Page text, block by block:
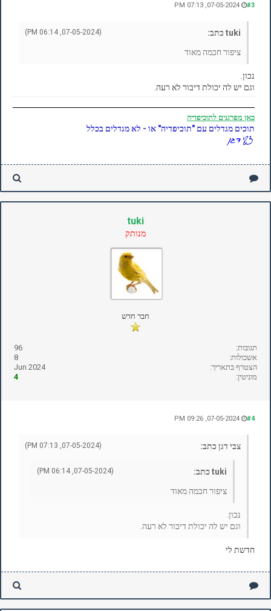
#3
(07-05-2024, 06:14 PM)
tuki כתב:
ציפור חכמה מאוד
נכון.
וגם יש לה יכולת דיבור לא רעה.
כאן מפרגנים לתוכיפדיה
תוכים מגדלים עם "תוכיפדיה" או - לא מגדלים בכלל
tuki
מנותק
חבר חדש
תגובות:
96
אשכולות:
8
הצטרף בתאריך:
Jun 2024
מוניטין:
4
#4
(07-05-2024, 07:13 PM) צבי דגן כתב:
(07-05-2024, 06:14 PM)
tuki כתב:
ציפור חכמה מאוד
נכון.
וגם יש לה יכולת דיבור לא רעה.
חדשת לי